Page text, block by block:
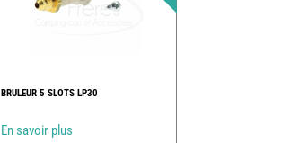
BRULEUR 5 SLOTS LP30
En savoir plus